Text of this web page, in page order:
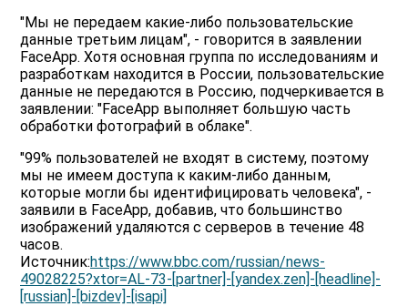
"Мы не передаем какие-либо пользовательские
данные третьим лицам", - говорится в заявлении
FaceApp. Хотя основная группа по исследованиям и
разработкам находится в России, пользовательские
данные не передаются в Россию, подчеркивается в
заявлении: "FaceApp выполняет большую часть
обработки фотографий в облаке".
"99% пользователей не входят в систему, поэтому
мы не имеем доступа к каким-либо данным,
которые могли бы идентифицировать человека", -
заявили в FaceApp, добавив, что большинство
изображений удаляются с серверов в течение 48
часов.
Источник:https://www.bbc.com/russian/news-
49028225?xtor=AL-73-[partner]-[yandex.zen]-[headline]-
[russian]-[bizdev]-[isapi]